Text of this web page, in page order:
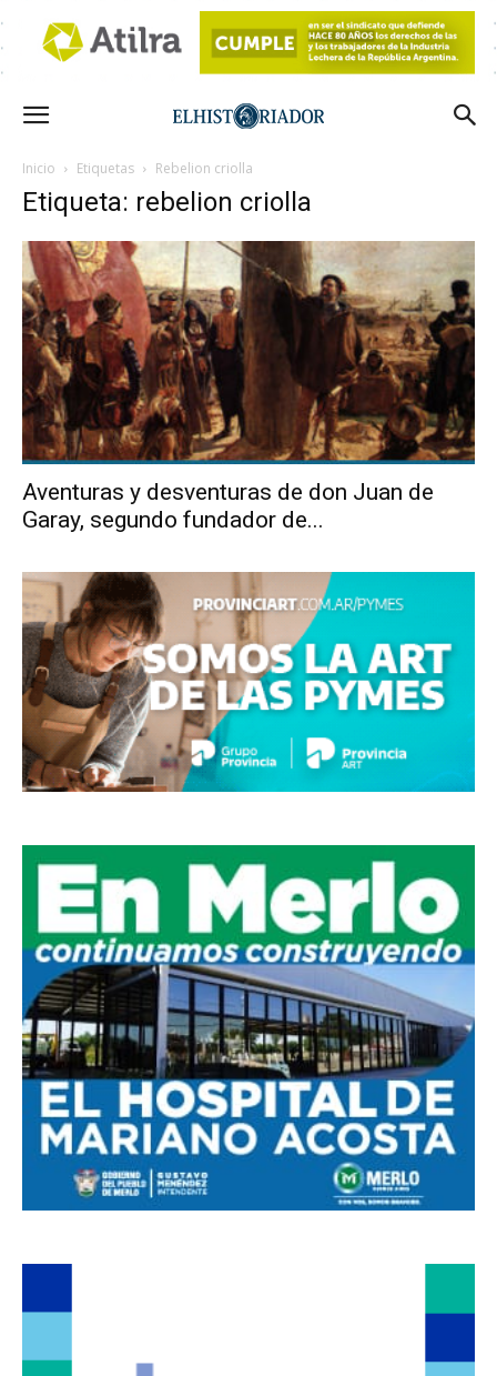
Inicio Etiquetas Rebelion criolla
Etiqueta: rebelion criolla
Aventuras y desventuras de don Juan de
Garay, segundo fundador de...